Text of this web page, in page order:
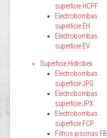
superficie HCPF
Electrobombas
superficie EH
Electrobombas
superficie EV
Superficie Hidrobex
Electrobombas
superficie JPG
Electrobombas
superficie JPX
Electrobombas
superficie FCP
Filtros piscinas FB